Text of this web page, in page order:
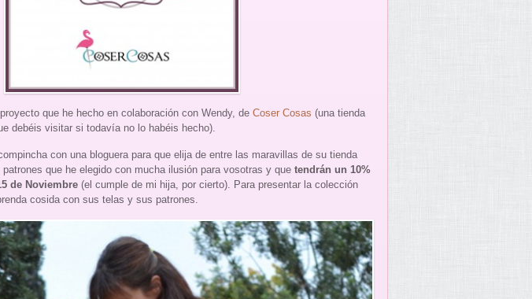
que he hecho en colaboración con Wendy, de Coser Cosas (una tienda
debéis visitar si todavía no lo habéis hecho).
con una bloguera para que elija de entre las maravillas de su tienda
que he elegido con mucha ilusión para vosotras y que tendrán un 10%
de Noviembre (el cumple de mi hija, por cierto). Para presentar la colección
cosida con sus telas y sus patrones.